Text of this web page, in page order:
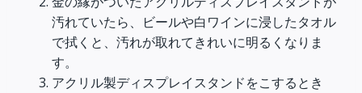
汚れていたら、ビールや白ワインに浸したタオル
で拭くと、汚れが取れてきれいに明るくなりま
す。
アクリル製ディスプレイスタンドをこするとき